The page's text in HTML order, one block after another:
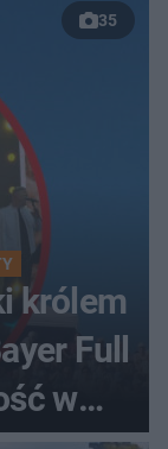
35
królem
Full
w